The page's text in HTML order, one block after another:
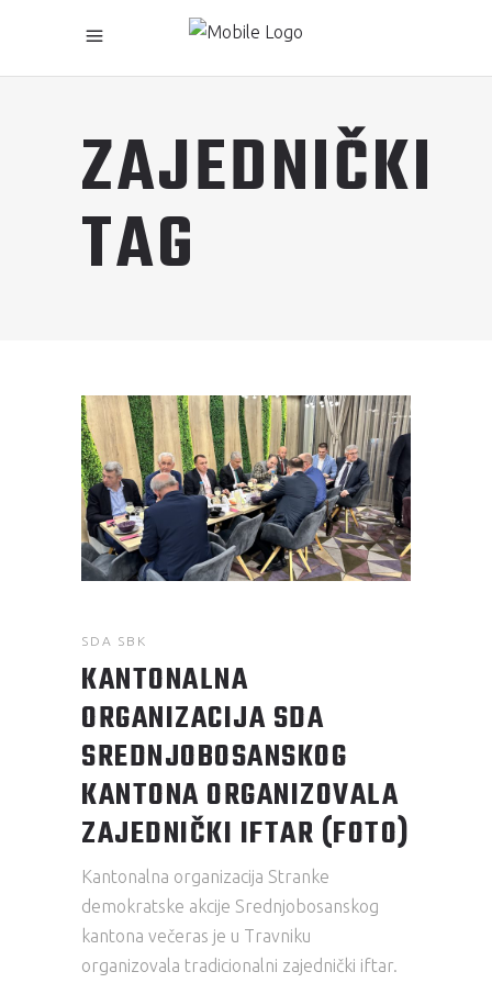
ZAJEDNIČKI
TAG
SDA SBK
KANTONALNA
ORGANIZACIJA SDA
SREDNJOBOSANSKOG
KANTONA ORGANIZOVALA
ZAJEDNIČKI IFTAR (FOTO)
Kantonalna organizacija Stranke
demokratske akcije Srednjobosanskog
kantona večeras je u Travniku
organizovala tradicionalni zajednički iftar.